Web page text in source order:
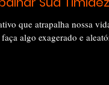
que atrapalha nossa
algo exagerado e